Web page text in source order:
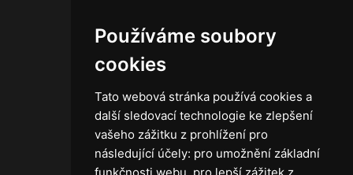
Používáme soubory
cookies
Tato webová stránka používá cookies a
další sledovací technologie ke zlepšení
vašeho zážitku z prohlížení pro
následující účely: pro umožnění základní
Kontakt
Obchodní podmínky
Zásady ochrany osobních údajů
Technika